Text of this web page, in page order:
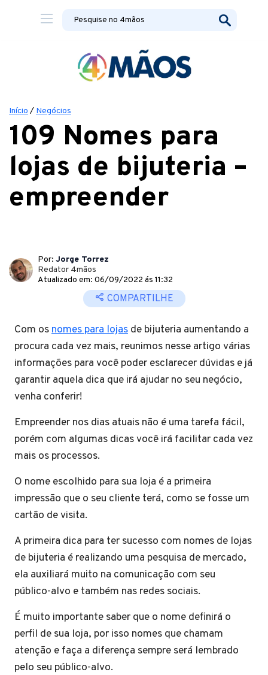
Início / Negócios
109 Nomes para
lojas de bijuteria –
empreender
Por: Jorge Torrez
Redator 4mãos
Atualizado em: 06/09/2022 ás 11:32
COMPARTILHE
Com osnomes para lojas de bijuteria aumentando a
procura cada vez mais, reunimos nesse artigo várias
informações para você poder esclarecer dúvidas e já
garantir aquela dica que irá ajudar no seu negócio,
venha conferir!
Empreender nos dias atuais não é uma tarefa fácil,
porém com algumas dicas você irá facilitar cada vez
mais os processos.
O nome escolhido para sua loja é a primeira
impressão que o seu cliente terá, como se fosse um
cartão de visita.
A primeira dica para ter sucesso com nomes de lojas
de bijuteria é realizando uma pesquisa de mercado,
ela auxiliará muito na comunicação com seu
público-alvo e também nas redes sociais.
É muito importante saber que o nome definirá o
perfil de sua loja, por isso nomes que chamam
atenção e faça a diferença sempre será lembrado
pelo seu público-alvo.